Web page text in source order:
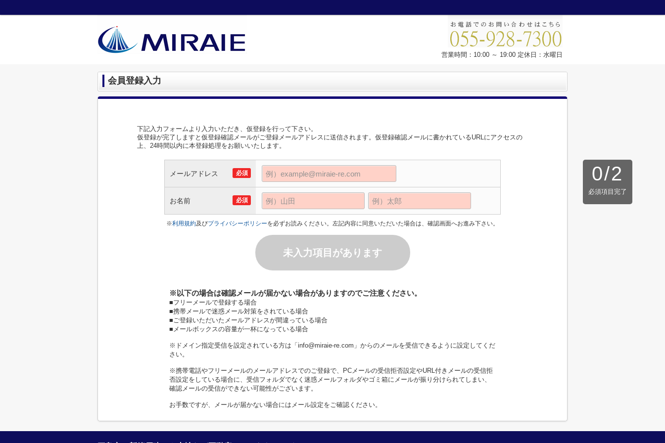
営業時間：10:00 ～ 19:00 定休日：水曜日
会員登録入力
下記入力フォームより入力いただき、仮登録を行って下さい。
仮登録が完了しますと仮登録確認メールがご登録メールアドレスに送信されます。仮登録確認メールに書かれているURLにアクセスの
上、24時間以内に本登録処理をお願いいたします。
0/2
必須項目完了
メールアドレス 必須
お名前 必須
※利用規約及びプライバシーポリシーを必ずお読みください。左記内容に同意いただいた場合は、確認画面へお進み下さい。
未入力項目があります
※以下の場合は確認メールが届かない場合がありますのでご注意ください。
■フリーメールで登録する場合
■携帯メールで迷惑メール対策をされている場合
■ご登録いただいたメールアドレスが間違っている場合
■メールボックスの容量が一杯になっている場合
※ドメイン指定受信を設定されている方は「info@miraie-re.com」からのメールを受信できるように設定してくだ
さい。
※携帯電話やフリーメールのメールアドレスでのご登録で、PCメールの受信拒否設定やURL付きメールの受信拒
否設定をしている場合に、受信フォルダでなく迷惑メールフォルダやゴミ箱にメールが振り分けられてしまい、
確認メールの受信ができない可能性がございます。
お手数ですが、メールが届かない場合にはメール設定をご確認ください。